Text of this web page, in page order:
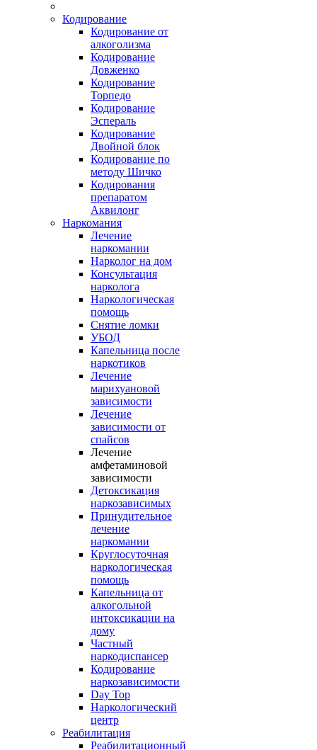
Кодирование
Кодирование от
алкоголизма
Кодирование
Довженко
Кодирование
Торпедо
Кодирование
Эспераль
Кодирование
Двойной блок
Кодирование по
методу Шичко
Кодирования
препаратом
Аквилонг
Наркомания
Лечение
наркомании
Нарколог на дом
Консультация
нарколога
Наркологическая
помощь
Снятие ломки
УБОД
Капельница после
наркотиков
Лечение
марихуановой
зависимости
Лечение
зависимости от
спайсов
Лечение
амфетаминовой
зависимости
Детоксикация
наркозависимых
Принудительное
лечение
наркомании
Круглосуточная
наркологическая
помощь
Капельница от
алкогольной
интоксикации на
дому
Частный
наркодиспансер
Кодирование
наркозависимости
Day Top
Наркологический
центр
Реабилитация
Реабилитационный